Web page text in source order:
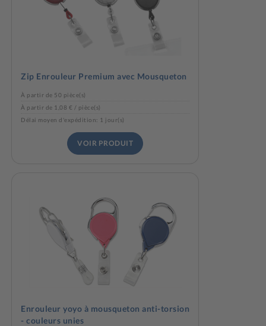
Zip Enrouleur Premium avec Mousqueton
À partir de 50 pièce(s)
À partir de 1,08 € / pièce(s)
Délai moyen d'expédition: 1 jour(s)
VOIR PRODUIT
Enrouleur yoyo à mousqueton anti-torsion
- couleurs unies